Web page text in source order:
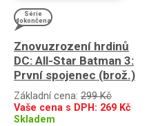
Série
dokončena
Znovuzrození hrdinů
DC: All-Star Batman 3:
První spojenec (brož.)
Základní cena: 299 Kč
Vaše cena s DPH: 269 Kč
Skladem